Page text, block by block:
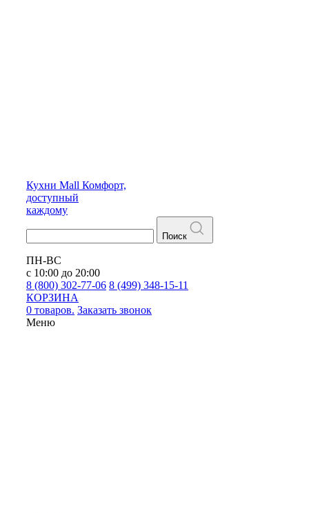
Кухни Mall Комфорт,
доступный
каждому
Поиск
ПН-ВС
с 10:00 до 20:00
8 (800) 302-77-06 8 (499) 348-15-11
КОРЗИНА
0 товаров. Заказать звонок
Меню